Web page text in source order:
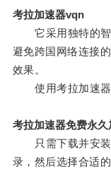
考拉加速器vqn
它采用独特的智
避免跨国网络连接
效果。
使用考拉加速器
考拉加速器免费永久
只需下载并安装
录，然后选择合适